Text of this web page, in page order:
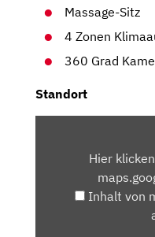
Massage-Sitz
4 Zonen
360 Grad
Standort
MAPS.GOOGLE.DE
Hier
Inhalt von